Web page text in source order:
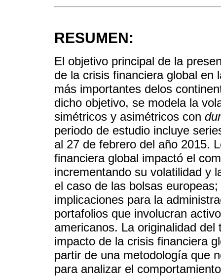
RESUMEN:
El objetivo principal de la
de la crisis financiera global en
más importantes delos
dicho objetivo, se modela la
simétricos y asimétricos con
periodo de estudio incluye
al 27 de febrero del año 2015.
financiera global impactó el
incrementando su volatilidad y
el caso de las bolsas
implicaciones para la
portafolios que involucran
americanos. La originalidad
impacto de la crisis financiera
partir de una metodología que
para analizar el